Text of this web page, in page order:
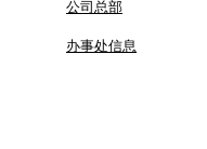
公司总部
办事处信息